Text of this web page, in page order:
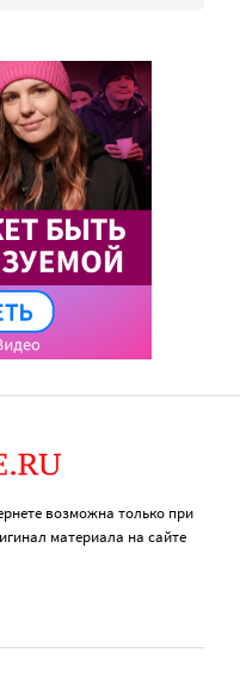
возможна только при
материала на сайте